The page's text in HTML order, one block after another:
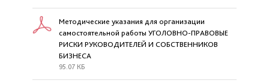
Методические указания для организации
самостоятельной работы УГОЛОВНО-ПРАВОВЫЕ
РИСКИ РУКОВОДИТЕЛЕЙ И СОБСТВЕННИКОВ
БИЗНЕСА
95.07 КБ